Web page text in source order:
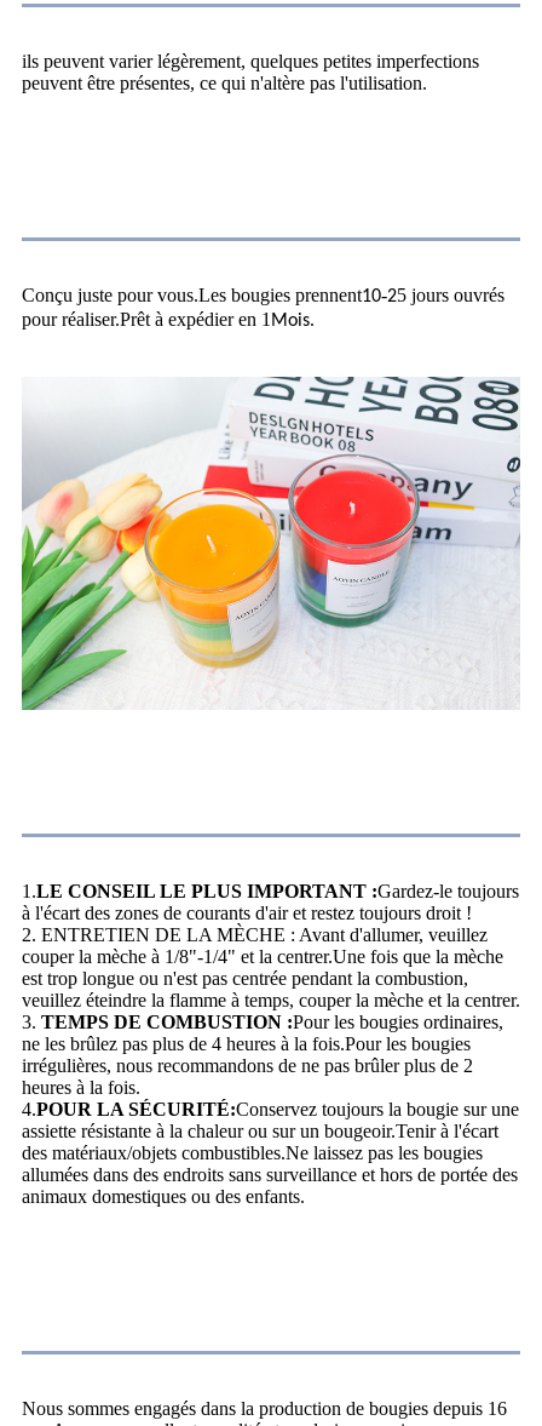
ils peuvent varier légèrement, quelques petites imperfections
peuvent être présentes, ce qui n'altère pas l'utilisation.
Conçu juste pour vous.Les bougies prennent10-25 jours ouvrés
pour réaliser.Prêt à expédier en 1 Mois.
1.LE CONSEIL LE PLUS IMPORTANT :Gardez-le toujours
à l'écart des zones de courants d'air et restez toujours droit !
2. ENTRETIEN DE LA MÈCHE : Avant d'allumer, veuillez
couper la mèche à 1/8"-1/4" et la centrer.Une fois que la mèche
est trop longue ou n'est pas centrée pendant la combustion,
veuillez éteindre la flamme à temps, couper la mèche et la centrer.
3. TEMPS DE COMBUSTION :Pour les bougies ordinaires,
ne les brûlez pas plus de 4 heures à la fois.Pour les bougies
irrégulières, nous recommandons de ne pas brûler plus de 2
heures à la fois.
4.POUR LA SÉCURITÉ:Conservez toujours la bougie sur une
assiette résistante à la chaleur ou sur un bougeoir.Tenir à l'écart
des matériaux/objets combustibles.Ne laissez pas les bougies
allumées dans des endroits sans surveillance et hors de portée des
animaux domestiques ou des enfants.
Nous sommes engagés dans la production de bougies depuis 16